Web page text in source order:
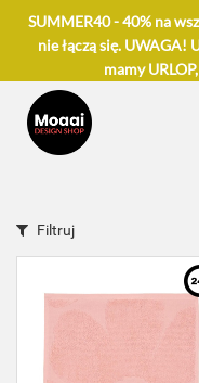
SUMMER40 - 40% na
nie łączą się. UWAGA!
mamy
Filtruj